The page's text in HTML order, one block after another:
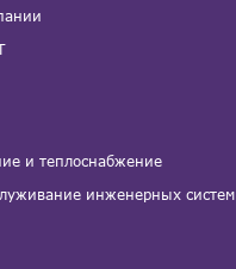
и теплоснабжение
инженерных систем